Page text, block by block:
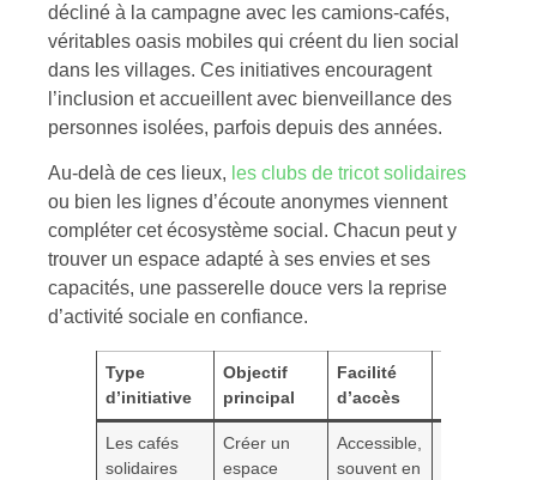
décliné à la campagne avec les camions-cafés,
véritables oasis mobiles qui créent du lien social
dans les villages. Ces initiatives encouragent
l’inclusion et accueillent avec bienveillance des
personnes isolées, parfois depuis des années.
Au-delà de ces lieux, les clubs de tricot solidaires
ou bien les lignes d’écoute anonymes viennent
compléter cet écosystème social. Chacun peut y
trouver un espace adapté à ses envies et ses
capacités, une passerelle douce vers la reprise
d’activité sociale en confiance.
Type
d’initiative
Objectif
principal
Facilité
d’accès
Les cafés
solidaires
Créer un
espace
Accessible,
souvent en